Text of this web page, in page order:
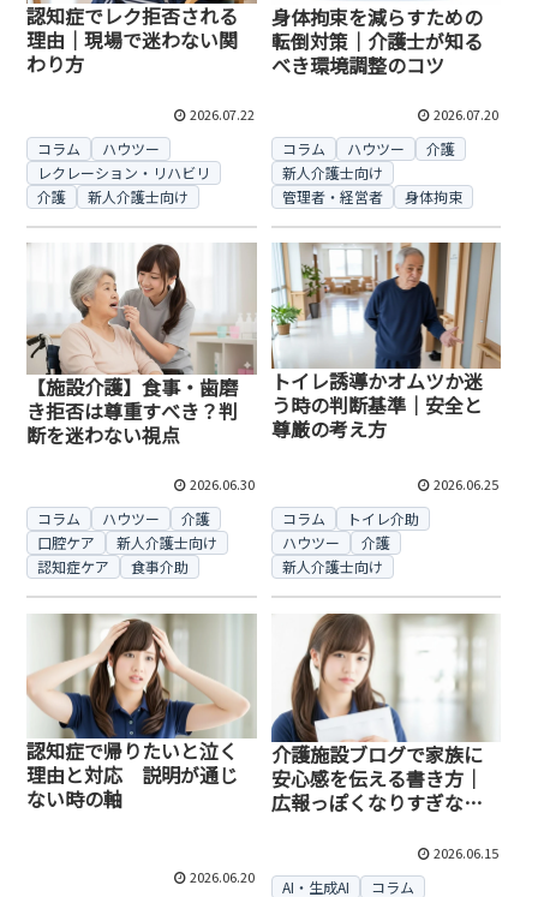
認知症でレク拒否される
理由｜現場で迷わない関
わり方
2026.07.22
コラム
ハウツー
レクレーション・リハビリ
介護
新人介護士向け
身体拘束を減らすための
転倒対策｜介護士が知る
べき環境調整のコツ
2026.07.20
コラム ハウツー
介護
新人介護士向け
管理者・経営者
身体拘束
【施設介護】食事・歯磨
き拒否は尊重すべき？判
断を迷わない視点
2026.06.30
コラム ハウツー
介護
口腔ケア
新人介護士向け
認知症ケア
食事介助
トイレ誘導かオムツか迷
う時の判断基準｜安全と
尊厳の考え方
2026.06.25
コラム
トイレ介助
ハウツー
介護
新人介護士向け
認知症で帰りたいと泣く
理由と対応 説明が通じ
ない時の軸
2026.06.20
介護施設ブログで家族に
安心感を伝える書き方｜
広報っぽくなりすぎない
2026.06.15
AI・生成AI
コラム